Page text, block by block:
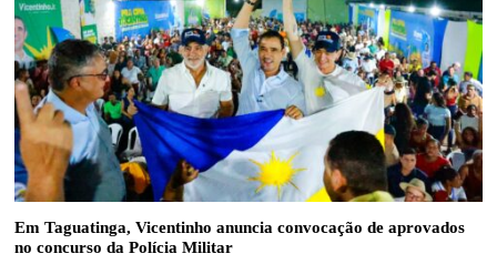
Em Taguatinga, Vicentinho anuncia convocação de aprovados
no concurso da Polícia Militar